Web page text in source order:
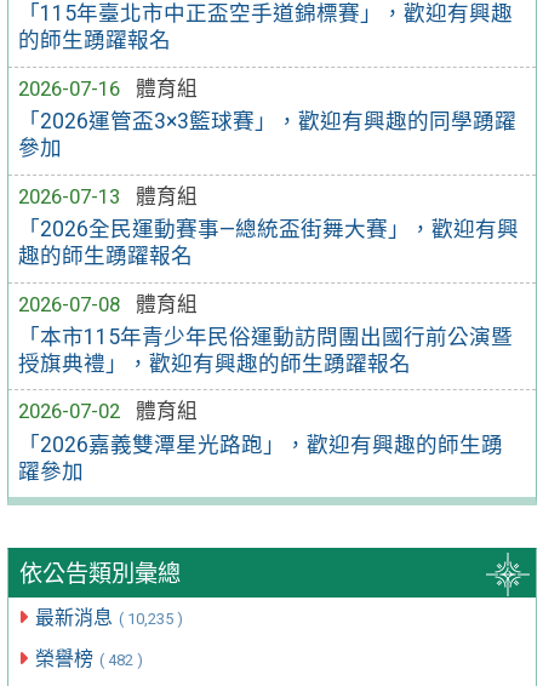
「115年臺北市中正盃空手道錦標賽」，歡迎有興趣
的師生踴躍報名
2026-07-16
體育組
「2026運管盃3×3籃球賽」，歡迎有興趣的同學踴躍
參加
2026-07-13
體育組
「2026全民運動賽事—總統盃街舞大賽」，歡迎有興
趣的師生踴躍報名
2026-07-08
體育組
「本市115年青少年民俗運動訪問團出國行前公演暨
授旗典禮」，歡迎有興趣的師生踴躍報名
2026-07-02
體育組
「2026嘉義雙潭星光路跑」，歡迎有興趣的師生踴
躍參加
依公告類別彙總
最新消息 ( 10,235 )
榮譽榜 ( 482 )